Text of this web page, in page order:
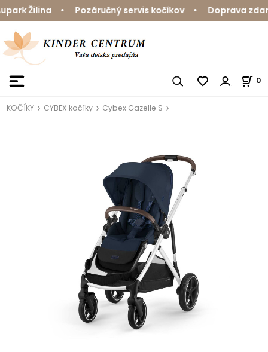
Žilina • Pozáručný servis kočíkov • Doprava
0
KOČÍKY CYBEX kočíky Cybex Gazelle S